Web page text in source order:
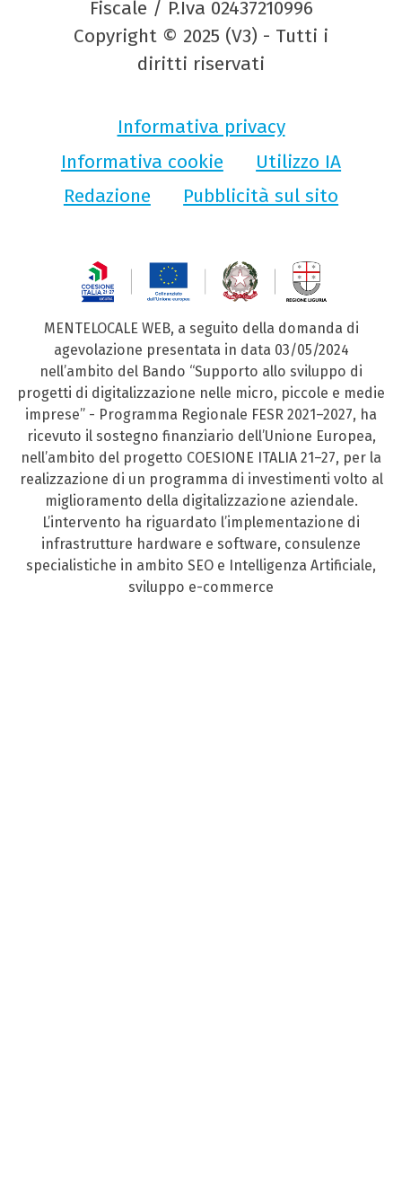
Fiscale / P.Iva 02437210996
Copyright © 2025 (V3) - Tutti i
diritti riservati
Informativa privacy
Informativa cookie
Utilizzo IA
Redazione
Pubblicità sul sito
MENTELOCALE WEB, a seguito della domanda di
agevolazione presentata in data 03/05/2024
nell’ambito del Bando “Supporto allo sviluppo di
progetti di digitalizzazione nelle micro, piccole e medie
imprese” - Programma Regionale FESR 2021–2027, ha
ricevuto il sostegno finanziario dell’Unione Europea,
nell’ambito del progetto COESIONE ITALIA 21–27, per la
realizzazione di un programma di investimenti volto al
miglioramento della digitalizzazione aziendale.
L’intervento ha riguardato l’implementazione di
infrastrutture hardware e software, consulenze
specialistiche in ambito SEO e Intelligenza Artificiale,
sviluppo e-commerce